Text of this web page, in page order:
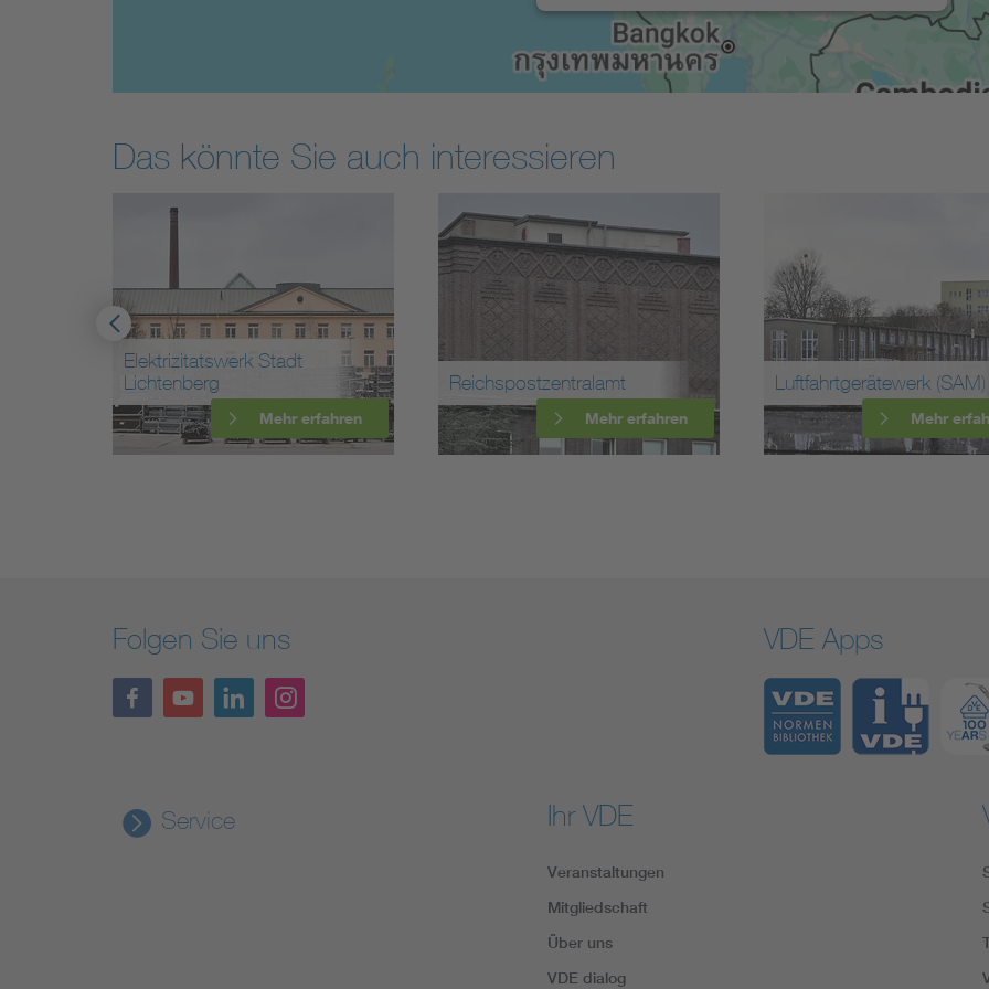
Das könnte Sie auch interessieren
Elektrizitatswerk Stadt
Lichtenberg
Mehr erfahren
Reichspostzentralamt
Mehr erfahren
Luftfahrtgerätewerk (SAM)
Mehr erfahren
Folgen Sie uns VDE Apps
Service Ihr VDE
Veranstaltungen
Mitgliedschaft
Über uns
VDE dialog